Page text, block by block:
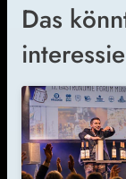
Das